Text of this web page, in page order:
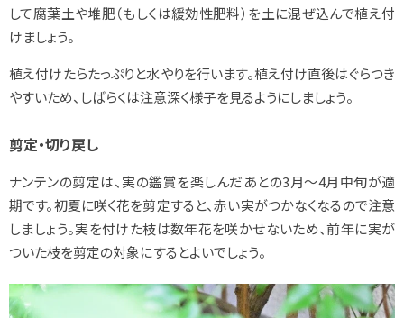
して腐葉土や堆肥（もしくは緩効性肥料）を土に混ぜ込んで植え付
けましょう。
植え付けたらたっぷりと水やりを行います。植え付け直後はぐらつき
やすいため、しばらくは注意深く様子を見るようにしましょう。
剪定・切り戻し
ナンテンの剪定は、実の鑑賞を楽しんだあとの3月～4月中旬が適
期です。初夏に咲く花を剪定すると、赤い実がつかなくなるので注意
しましょう。実を付けた枝は数年花を咲かせないため、前年に実が
ついた枝を剪定の対象にするとよいでしょう。